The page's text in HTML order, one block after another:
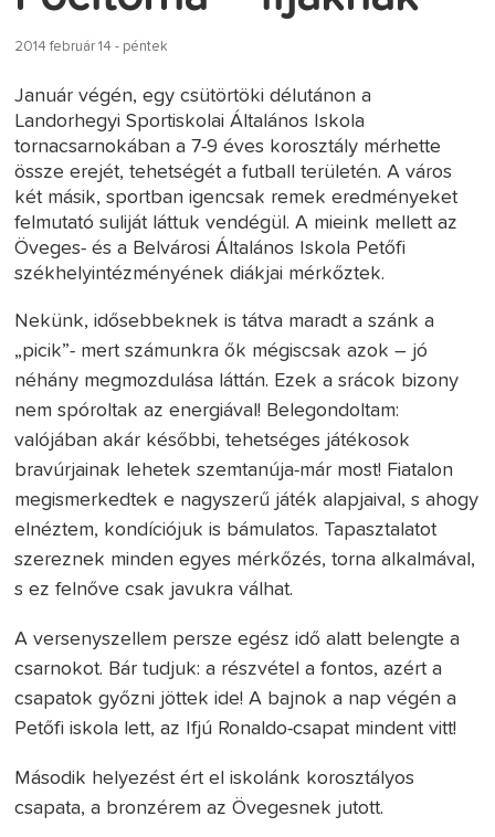
2014 február 14 - péntek
Január végén, egy csütörtöki délutánon a
Landorhegyi Sportiskolai Általános Iskola
tornacsarnokában a 7-9 éves korosztály mérhette
össze erejét, tehetségét a futball területén. A város
két másik, sportban igencsak remek eredményeket
felmutató suliját láttuk vendégül. A mieink mellett az
Öveges- és a Belvárosi Általános Iskola Petőfi
székhelyintézményének diákjai mérkőztek.
Nekünk, idősebbeknek is tátva maradt a szánk a
„picik”- mert számunkra ők mégiscsak azok – jó
néhány megmozdulása láttán. Ezek a srácok bizony
nem spóroltak az energiával! Belegondoltam:
valójában akár későbbi, tehetséges játékosok
bravúrjainak lehetek szemtanúja-már most! Fiatalon
megismerkedtek e nagyszerű játék alapjaival, s ahogy
elnéztem, kondíciójuk is bámulatos. Tapasztalatot
szereznek minden egyes mérkőzés, torna alkalmával,
s ez felnőve csak javukra válhat.
A versenyszellem persze egész idő alatt belengte a
csarnokot. Bár tudjuk: a részvétel a fontos, azért a
csapatok győzni jöttek ide! A bajnok a nap végén a
Petőfi iskola lett, az Ifjú Ronaldo-csapat mindent vitt!
Második helyezést ért el iskolánk korosztályos
csapata, a bronzérem az Övegesnek jutott.